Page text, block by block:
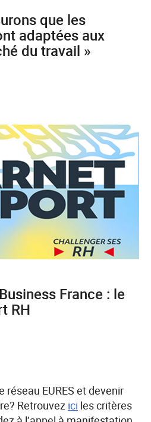
que les
adaptées aux
du travail »
France : le
RH
réseau EURES et devenir
Retrouvez ici les critères